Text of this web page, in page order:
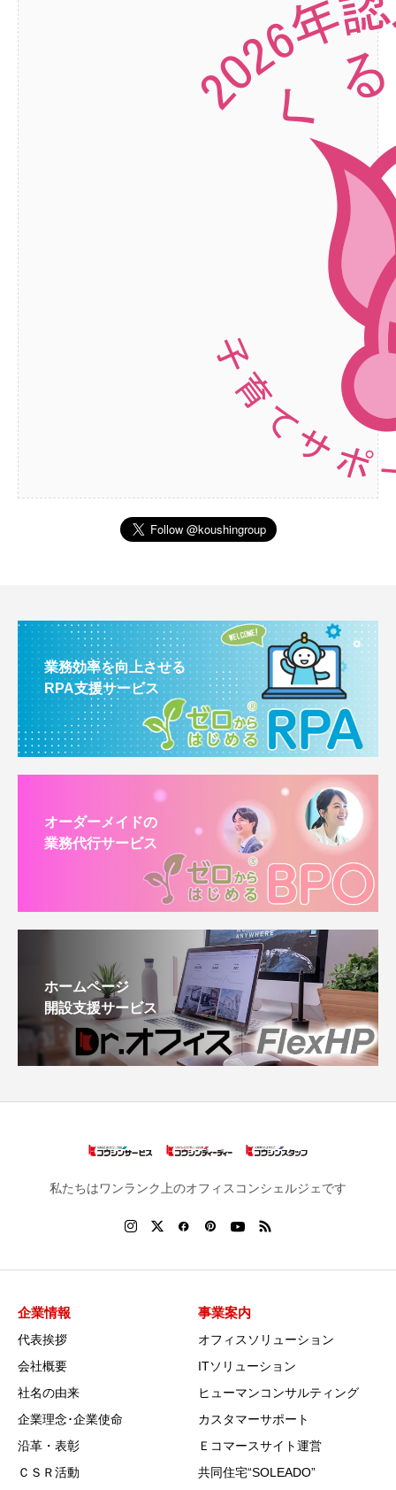
業務効率を向上させる
RPA支援サービス
オーダーメイドの
業務代行サービス
ホームページ
開設支援サービス
私たちはワンランク上のオフィスコンシェルジェです
企業情報
代表挨拶
会社概要
社名の由来
企業理念･企業使命
沿革・表彰
ＣＳＲ活動
事業案内
オフィスソリューション
ITソリューション
ヒューマンコンサルティング
カスタマーサポート
Ｅコマースサイト運営
共同住宅“SOLEADO”